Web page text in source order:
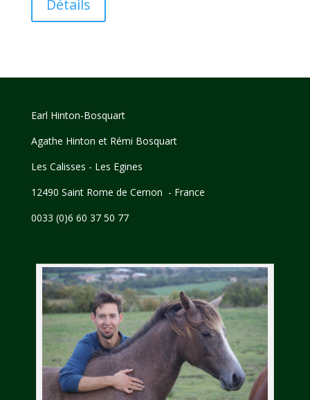
Détails
Earl Hinton-Bosquart
Agathe Hinton et Rémi Bosquart
Les Calisses - Les Egines
12490 Saint Rome de Cernon - France
0033 (0)6 60 37 50 77